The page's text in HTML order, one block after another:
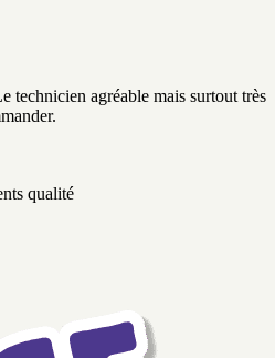
technicien agréable mais surtout très
qualité